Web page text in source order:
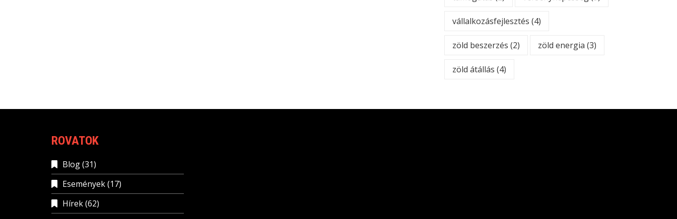
vállalkozásfejlesztés (4)
zöld beszerzés (2) zöld energia (3)
zöld átállás (4)
ROVATOK
Blog(31)
Események(17)
Hírek(62)